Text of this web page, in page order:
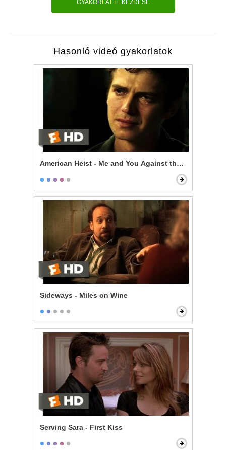
GYAKORLAT ELKEZDÉSE
Hasonló videó gyakorlatok
American Heist - Me and You Against the World
Sideways - Miles on Wine
Serving Sara - First Kiss